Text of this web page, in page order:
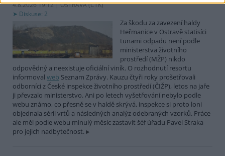
4.8.2026 19:12 | OSTRAVA (ČTK)
Diskuse: 2
Za škodu za zavezení haldy
Heřmanice v Ostravě statisíci
tunami odpadu není podle
ministerstva životního
prostředí (MŽP) nikdo
odpovědný a neexistuje oficiální viník. O rozhodnutí resortu
informoval web Seznam Zprávy. Kauzu čtyři roky prošetřovali
odborníci z České inspekce životního prostředí (ČIŽP), letos na jaře
ji převzalo ministerstvo. Ani po letech vyšetřování nebylo podle
webu známo, co přesně se v haldě skrývá, inspekce si proto loni
objednala sérii vrtů a následných analýz odebraných vzorků. Práce
ale měl podle webu minulý měsíc zastavit šéf úřadu Pavel Straka
pro jejich nadbytečnost.